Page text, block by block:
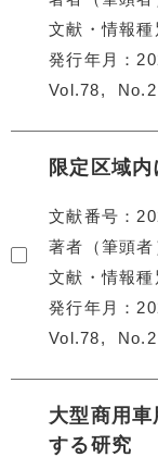
文献・情報種
発行年月
Vol.78
No.2
限定区域
文献番号
著者（筆頭者
文献・情報種
発行年月
Vol.78
No.2
大型商用
する研究